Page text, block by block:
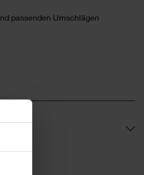
passenden Umschlägen